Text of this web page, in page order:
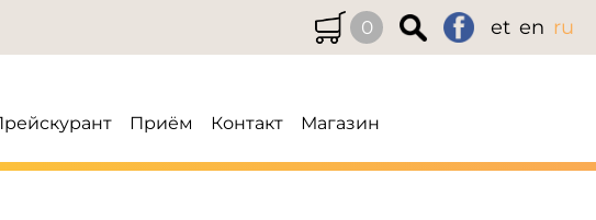
0 et en ru
Приём Контакт Магазин